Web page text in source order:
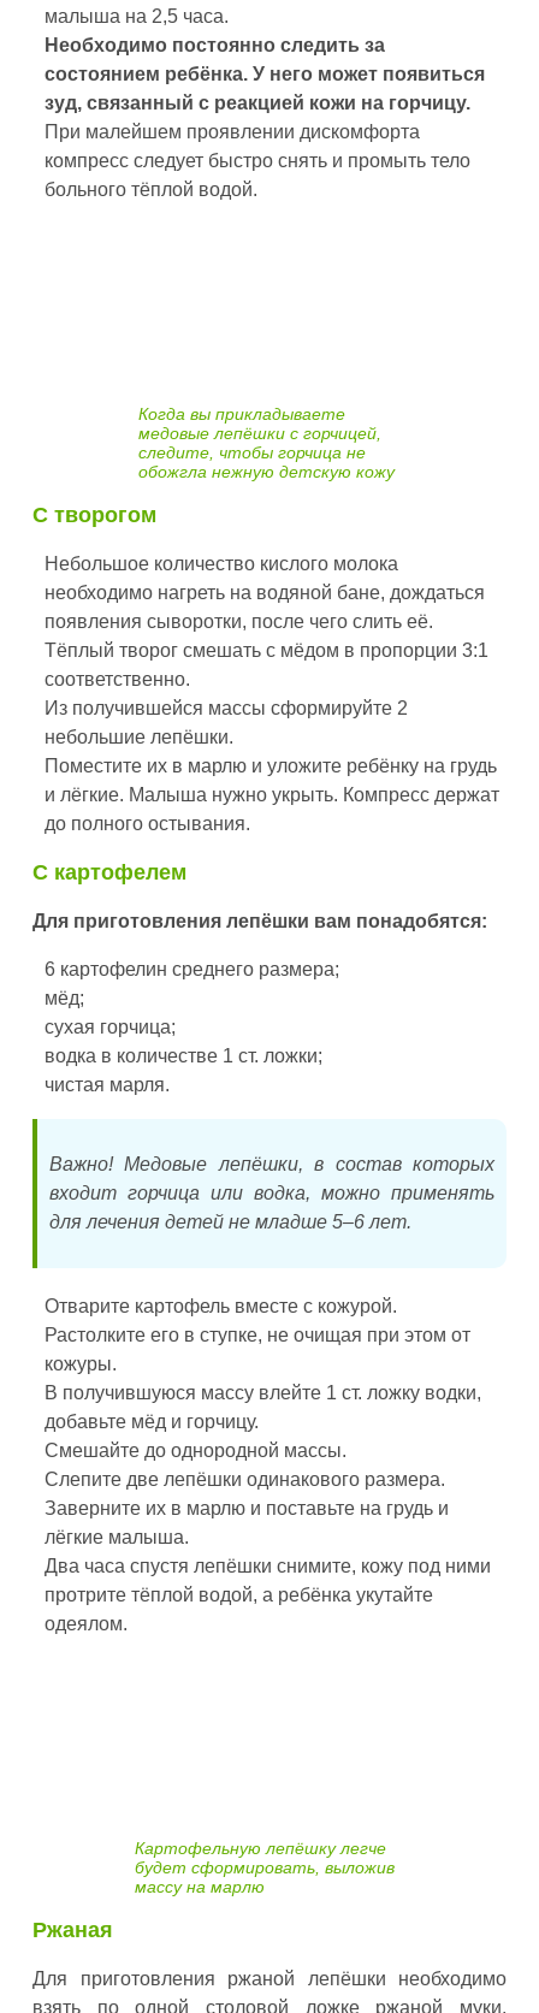
малыша на 2,5 часа.
Необходимо постоянно следить за
состоянием ребёнка. У него может появиться
зуд, связанный с реакцией кожи на горчицу.
При малейшем проявлении дискомфорта
компресс следует быстро снять и промыть тело
больного тёплой водой.
Когда вы прикладываете
медовые лепёшки с горчицей,
следите, чтобы горчица не
обожгла нежную детскую кожу
С творогом
Небольшое количество кислого молока
необходимо нагреть на водяной бане, дождаться
появления сыворотки, после чего слить её.
Тёплый творог смешать с мёдом в пропорции 3:1
соответственно.
Из получившейся массы сформируйте 2
небольшие лепёшки.
Поместите их в марлю и уложите ребёнку на грудь
и лёгкие. Малыша нужно укрыть. Компресс держат
до полного остывания.
С картофелем
Для приготовления лепёшки вам понадобятся:
6 картофелин среднего размера;
мёд;
сухая горчица;
водка в количестве 1 ст. ложки;
чистая марля.
Важно! Медовые лепёшки, в состав которых
входит горчица или водка, можно применять
для лечения детей не младше 5–6 лет.
Отварите картофель вместе с кожурой.
Растолките его в ступке, не очищая при этом от
кожуры.
В получившуюся массу влейте 1 ст. ложку водки,
добавьте мёд и горчицу.
Смешайте до однородной массы.
Слепите две лепёшки одинакового размера.
Заверните их в марлю и поставьте на грудь и
лёгкие малыша.
Два часа спустя лепёшки снимите, кожу под ними
протрите тёплой водой, а ребёнка укутайте
одеялом.
Картофельную лепёшку легче
будет сформировать, выложив
массу на марлю
Ржаная
Для приготовления ржаной лепёшки необходимо
взять по одной столовой ложке ржаной муки,